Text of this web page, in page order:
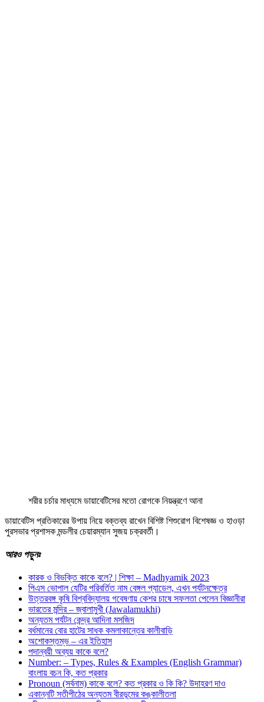
শরীর চর্চার মাধ্যমে ডায়াবেটিসের মতো রোগকে নিয়ন্ত্রণে আনা
ডায়াবেটিস প্রতিকারের উপায় নিয়ে বক্তব্য রাখেন বিশিষ্ট শিশুরোগ বিশেষজ্ঞ ও হাওড়া
পুরসভার প্রশাসক মন্ডলীর চেয়ারম্যান সুজয় চক্রবর্তী।
আরও পড়ুনঃ
কারক ও বিভক্তি কাকে বলে? | শিক্ষা – Madhyamik 2023
পিএস ভোপাল যেটির পরিবর্তিত নাম বেঙ্গল প্যাডেল, এখন পর্যটনক্ষেত্র
উত্তরবঙ্গ কৃষি বিশ্ববিদ্যালয় গবেষণায় কেশর চাষে সফলতা পেলেন বিজ্ঞানীরা
ভারতের মন্দির – জ্বালামুখী (Jawalamukhi)
অন্যতম পর্যটন কেন্দ্র আদিনা মসজিদ
বর্ধমানের বোর হাটের সাধক কমলাকান্তের কালীবাড়ি
অশােকস্তম্ভ – এর ইতিহাস
পদান্বয়ী অব্যয় কাকে বলে?
Number: – Types, Rules & Examples (English Grammar)
বাংলায় বচন কি, কত প্রকার
Pronoun (সর্বনাম) কাকে বলে? কত প্রকার ও কি কি? উদাহরণ দাও
একান্নটি সতীপীঠের অন্যতম বীরভূমের কঙ্কালীতলা